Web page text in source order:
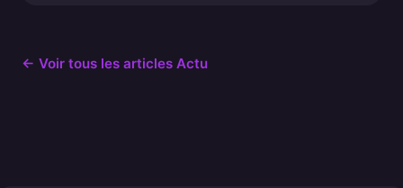
← Voir tous les articles Actu